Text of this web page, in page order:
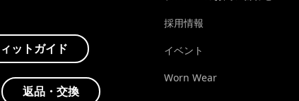
ットガイド
返品・交換
採用情報
イベント
Worn Wear